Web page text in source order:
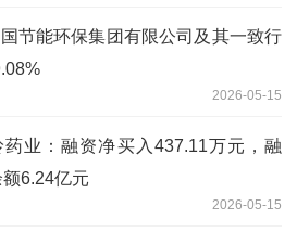
节能环保集团有限公司及其一致行
2026-05-15
药业：融资净买入437.11万元，融
额6.24亿元
2026-05-15